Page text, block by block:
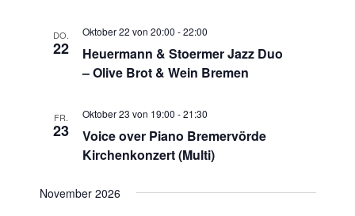
DO.
22
Heuermann & Stoermer Jazz Duo
– Olive Brot & Wein Bremen
Oktober 22 von 20:00 -22:00
FR.
23
Voice over Piano Bremervörde
Kirchenkonzert (Multi)
Oktober 23 von 19:00 -21:30
November 2026